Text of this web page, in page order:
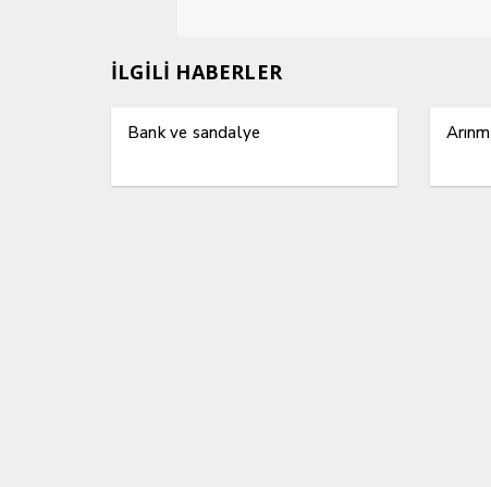
İLGİLİ HABERLER
Bank ve sandalye